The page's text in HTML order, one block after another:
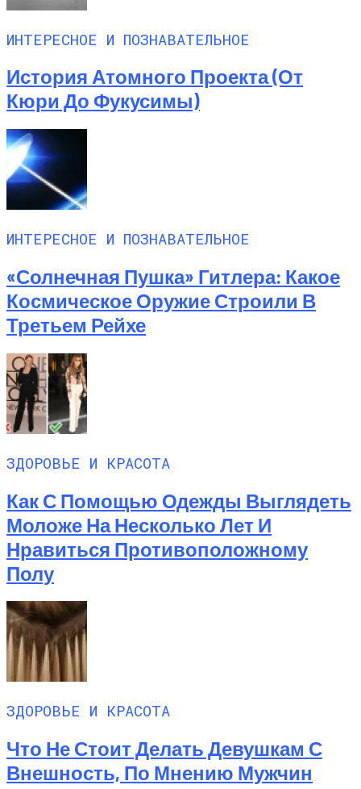
ИНТЕРЕСНОЕ И ПОЗНАВАТЕЛЬНОЕ
История Атомного Проекта (от
Кюри До Фукусимы)
ИНТЕРЕСНОЕ И ПОЗНАВАТЕЛЬНОЕ
«Солнечная Пушка» Гитлера: Какое
Космическое Оружие Строили В
Третьем Рейхе
ЗДОРОВЬЕ И КРАСОТА
Как С Помощью Одежды Выглядеть
Моложе На Несколько Лет И
Нравиться Противоположному
Полу
ЗДОРОВЬЕ И КРАСОТА
Что Не Стоит Делать Девушкам С
Внешность, По Мнению Мужчин